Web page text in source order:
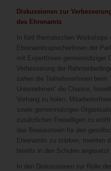
Diskussionen zur
des Ehrenamts
In fünf thematischen Workshops
EhrenamtssprecherInnen der
mit ExpertInnen gemeinnütziger
Verbesserung der
sahen die TeilnehmerInnen beim
Unternehmen“ die Chance,
Vorhang zu holen,
sowie gemeinnützigen
zusätzlichen Freiwilligen zu
das Bewusstsein für den
Ehrenamts zu stärken, meinten
bereits in den Schulen angesetzt
In den Diskussionen zur Rolle